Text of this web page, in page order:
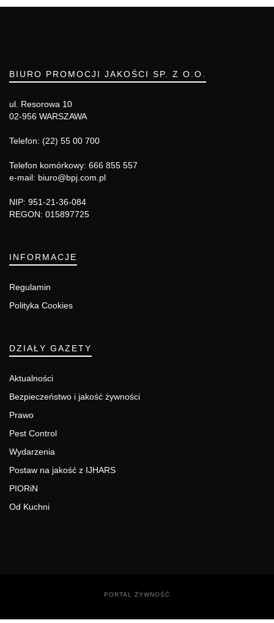
BIURO PROMOCJI JAKOŚCI SP. Z O.O.
ul. Resorowa 10
02-956 WARSZAWA
Telefon: (22) 55 00 700
Telefon komórkowy: 666 855 557
e-mail: biuro@bpj.com.pl
NIP: 951-21-36-084
REGON: 015897725
INFORMACJE
Regulamin
Polityka Cookies
DZIAŁY GAZETY
Aktualności
Bezpieczeństwo i jakość żywności
Prawo
Pest Control
Wydarzenia
Postaw na jakość z IJHARS
PIORiN
Od Kuchni
PORTAL ŻYWNOŚĆ